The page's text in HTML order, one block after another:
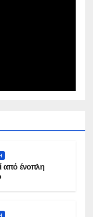
από ένοπλη